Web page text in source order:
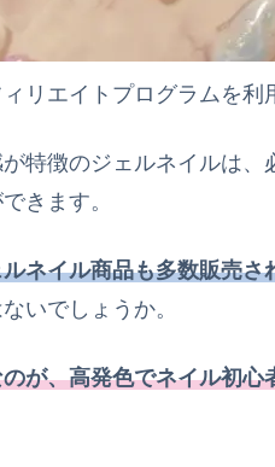
ィリエイトプログラムを利
特徴のジェルネイルは
きます。
ネイル商品も多数販売
いでしょうか。
が、高発色でネイル初